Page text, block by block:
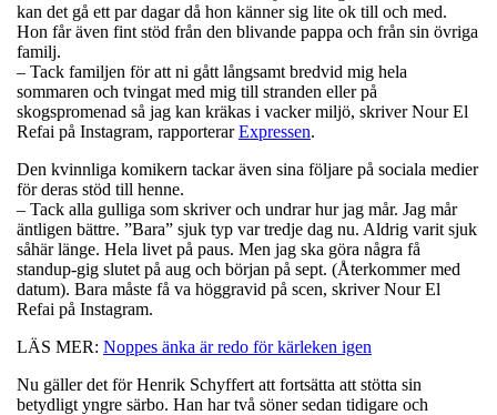
kan det gå ett par dagar då hon känner sig lite ok till och med.
Hon får även fint stöd från den blivande pappa och från sin övriga
familj.
– Tack familjen för att ni gått långsamt bredvid mig hela
sommaren och tvingat med mig till stranden eller på
skogspromenad så jag kan kräkas i vacker miljö, skriver Nour El
Refai på Instagram, rapporterarExpressen.
Den kvinnliga komikern tackar även sina följare på sociala medier
för deras stöd till henne.
– Tack alla gulliga som skriver och undrar hur jag mår. Jag mår
äntligen bättre. ”Bara” sjuk typ var tredje dag nu. Aldrig varit sjuk
såhär länge. Hela livet på paus. Men jag ska göra några få
standup-gig slutet på aug och början på sept. (Återkommer med
datum). Bara måste få va höggravid på scen, skriver Nour El
Refai på Instagram.
LÄS MER: Noppes änka är redo för kärleken igen
Nu gäller det för Henrik Schyffert att fortsätta att stötta sin
betydligt yngre särbo. Han har två söner sedan tidigare och